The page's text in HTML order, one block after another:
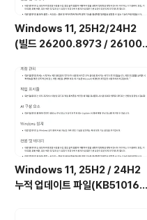
Windows 11, 25H2/24H2
(빌드 26200.8973 / 26100.
버전 [한글/영문판]
Windows 11, 25H2 / 24H2
누적 업데이트 파일(KB510168